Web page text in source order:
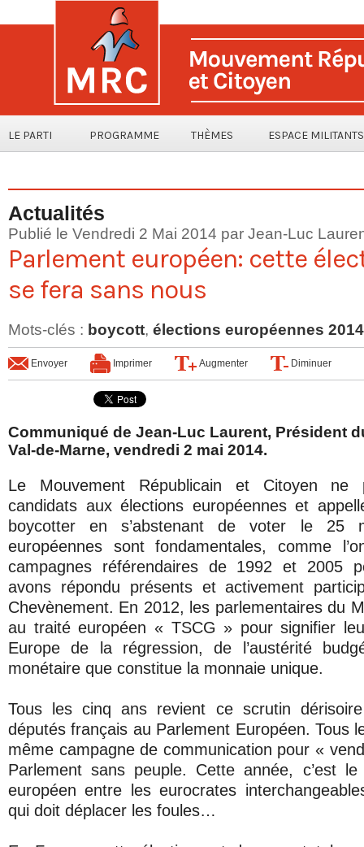
LE PARTI PROGRAMME THÈMES ESPACE MILITANTS
Actualités
Publié le Vendredi 2 Mai 2014 par Jean-Luc
Parlement européen: cette
se fera sans nous
Mots-clés : boycott, élections européennes 2014
Envoyer Imprimer Augmenter Diminuer
Communiqué de Jean-Luc Laurent, Président
Val-de-Marne, vendredi 2 mai 2014.
Le Mouvement Républicain et Citoyen ne
candidats aux élections européennes et
boycotter en s’abstenant de voter le 25
européennes sont fondamentales, comme
campagnes référendaires de 1992 et 2005
avons répondu présents et activement
Chevènement. En 2012, les parlementaires du
au traité européen « TSCG » pour signifier
Europe de la régression, de l’austérité
monétaire que constitue la monnaie unique.
Tous les cinq ans revient ce scrutin
députés français au Parlement Européen. Tous
même campagne de communication pour «
Parlement sans peuple. Cette année, c’est
européen entre les eurocrates
qui doit déplacer les foules…